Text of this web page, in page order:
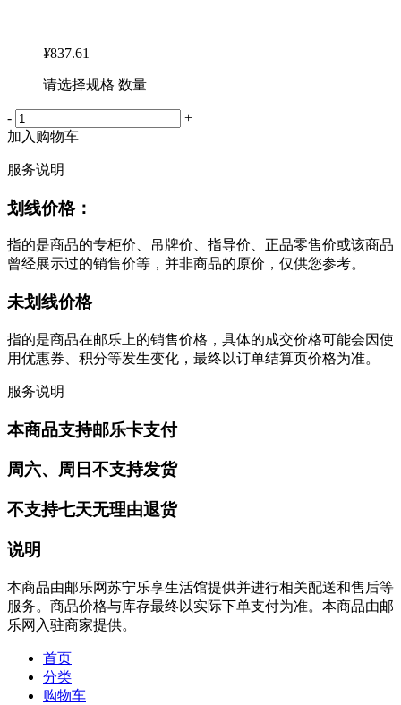
¥837.61
请选择规格 数量
-
+
加入购物车
服务说明
划线价格：
指的是商品的专柜价、吊牌价、指导价、正品零售价或该商品
曾经展示过的销售价等，并非商品的原价，仅供您参考。
未划线价格
指的是商品在邮乐上的销售价格，具体的成交价格可能会因使
用优惠券、积分等发生变化，最终以订单结算页价格为准。
服务说明
本商品支持邮乐卡支付
周六、周日不支持发货
不支持七天无理由退货
说明
本商品由邮乐网苏宁乐享生活馆提供并进行相关配送和售后等
服务。商品价格与库存最终以实际下单支付为准。本商品由邮
乐网入驻商家提供。
首页
分类
购物车